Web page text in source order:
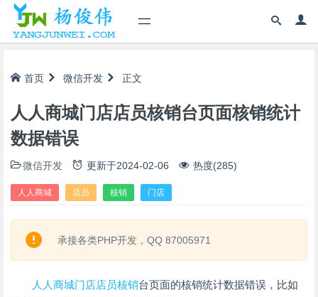
首页 微信开发 正文
人人商城门店店员核销台页面核销统计
数据错误
微信开发 更新于2024-02-06 热度(285)
人人商城 店员 核销 门店
承接各类PHP开发，QQ 87005971
人人商城门店店员核销台页面的核销统计数据错误，比如